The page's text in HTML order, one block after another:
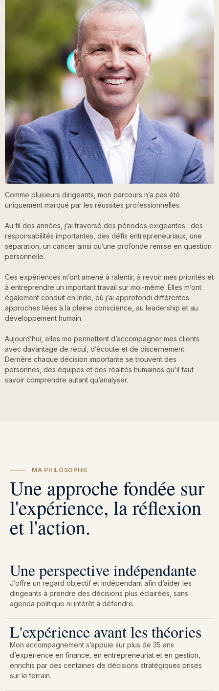
Comme plusieurs dirigeants, mon parcours n’a pas été
uniquement marqué par les réussites professionnelles.
Au fil des années, j’ai traversé des périodes exigeantes : des
responsabilités importantes, des défis entrepreneuriaux, une
séparation, un cancer ainsi qu’une profonde remise en question
personnelle.
Ces expériences m’ont amené à ralentir, à revoir mes priorités et
à entreprendre un important travail sur moi-même. Elles m’ont
également conduit en Inde, où j’ai approfondi différentes
approches liées à la pleine conscience, au leadership et au
développement humain.
Aujourd’hui, elles me permettent d’accompagner mes clients
avec davantage de recul, d’écoute et de discernement.
Derrière chaque décision importante se trouvent des
personnes, des équipes et des réalités humaines qu’il faut
savoir comprendre autant qu’analyser.
MA PHILOSOPHIE
Une approche fondée sur
l'expérience, la réflexion
et l'action.
Une perspective indépendante
J’offre un regard objectif et indépendant afin d’aider les
dirigeants à prendre des décisions plus éclairées, sans
agenda politique ni intérêt à défendre.
L'expérience avant les théories
Mon accompagnement s’appuie sur plus de 35 ans
d’expérience en finance, en entrepreneuriat et en gestion,
enrichis par des centaines de décisions stratégiques prises
sur le terrain.